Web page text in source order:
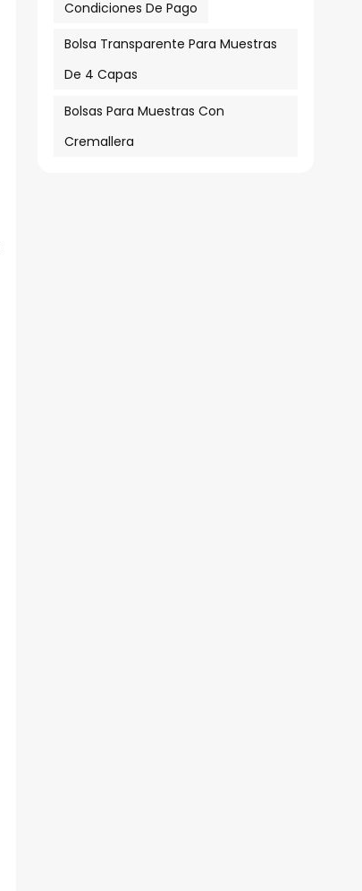
Condiciones De Pago
Bolsa Transparente Para Muestras
De 4 Capas
Bolsas Para Muestras Con
Cremallera